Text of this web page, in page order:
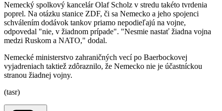
Nemecký spolkový kancelár Olaf Scholz v stredu takéto tvrdenia
poprel. Na otázku stanice ZDF, či sa Nemecko a jeho spojenci
schválením dodávok tankov priamo nepodieľajú na vojne,
odpovedal "nie, v žiadnom prípade". "Nesmie nastať žiadna vojna
medzi Ruskom a NATO," dodal.
Nemecké ministerstvo zahraničných vecí po Baerbockovej
vyjadreniach taktiež zdôraznilo, že Nemecko nie je účastníckou
stranou žiadnej vojny.
(tasr)